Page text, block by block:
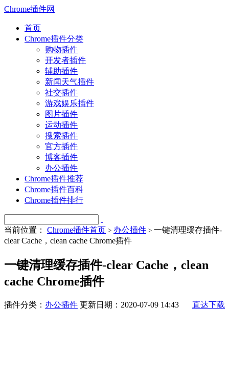
Chrome插件网
首页
Chrome插件分类
购物插件
开发者插件
辅助插件
新闻天气插件
社交插件
游戏娱乐插件
图片插件
运动插件
搜索插件
官方插件
博客插件
办公插件
Chrome插件推荐
Chrome插件百科
Chrome插件排行
当前位置： Chrome插件首页 > 办公插件 > 一键清理缓存插件-
clear Cache，clean cache Chrome插件
一键清理缓存插件-clear Cache，clean
cache Chrome插件
插件分类： 办公插件 更新日期：2020-07-09 14:43 直达下载